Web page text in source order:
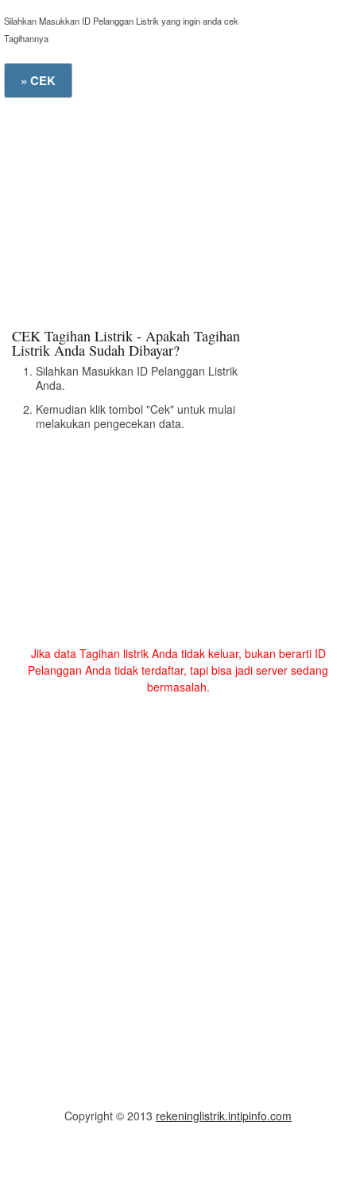
Silahkan Masukkan ID Pelanggan Listrik yang ingin anda cek
Tagihannya
CEK Tagihan Listrik - Apakah Tagihan
Listrik Anda Sudah Dibayar?
Silahkan Masukkan ID Pelanggan Listrik
Anda.
Kemudian klik tombol "Cek" untuk mulai
melakukan pengecekan data.
Jika data Tagihan listrik Anda tidak keluar, bukan berarti ID
Pelanggan Anda tidak terdaftar, tapi bisa jadi server sedang
bermasalah.
Copyright © 2013 rekeninglistrik.intipinfo.com